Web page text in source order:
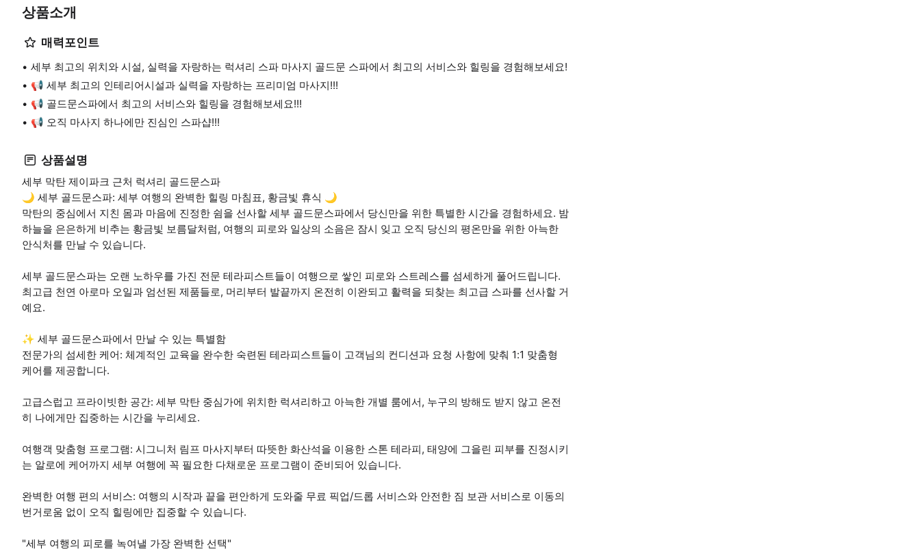
상품소개
매력포인트
세부 최고의 위치와 시설, 실력을 자랑하는 럭셔리 스파 마사지 골드문 스파에서 최고의 서비스와 힐링을 경험해보세요!
📢 세부 최고의 인테리어시설과 실력을 자랑하는 프리미엄 마사지!!!
📢 골드문스파에서 최고의 서비스와 힐링을 경험해보세요!!!
📢 오직 마사지 하나에만 진심인 스파샵!!!
상품설명
세부 막탄 제이파크 근처 럭셔리 골드문스파
🌙 세부 골드문스파: 세부 여행의 완벽한 힐링 마침표, 황금빛 휴식 🌙
막탄의 중심에서 지친 몸과 마음에 진정한 쉼을 선사할 세부 골드문스파에서 당신만을 위한 특별한 시간을 경험하세요. 밤
하늘을 은은하게 비추는 황금빛 보름달처럼, 여행의 피로와 일상의 소음은 잠시 잊고 오직 당신의 평온만을 위한 아늑한
안식처를 만날 수 있습니다.
세부 골드문스파는 오랜 노하우를 가진 전문 테라피스트들이 여행으로 쌓인 피로와 스트레스를 섬세하게 풀어드립니다.
최고급 천연 아로마 오일과 엄선된 제품들로, 머리부터 발끝까지 온전히 이완되고 활력을 되찾는 최고급 스파를 선사할 거
예요.
✨ 세부 골드문스파에서 만날 수 있는 특별함
전문가의 섬세한 케어: 체계적인 교육을 완수한 숙련된 테라피스트들이 고객님의 컨디션과 요청 사항에 맞춰 1:1 맞춤형
케어를 제공합니다.
고급스럽고 프라이빗한 공간: 세부 막탄 중심가에 위치한 럭셔리하고 아늑한 개별 룸에서, 누구의 방해도 받지 않고 온전
히 나에게만 집중하는 시간을 누리세요.
여행객 맞춤형 프로그램: 시그니처 림프 마사지부터 따뜻한 화산석을 이용한 스톤 테라피, 태양에 그을린 피부를 진정시키
는 알로에 케어까지 세부 여행에 꼭 필요한 다채로운 프로그램이 준비되어 있습니다.
완벽한 여행 편의 서비스: 여행의 시작과 끝을 편안하게 도와줄 무료 픽업/드롭 서비스와 안전한 짐 보관 서비스로 이동의
번거로움 없이 오직 힐링에만 집중할 수 있습니다.
"세부 여행의 피로를 녹여낼 가장 완벽한 선택"